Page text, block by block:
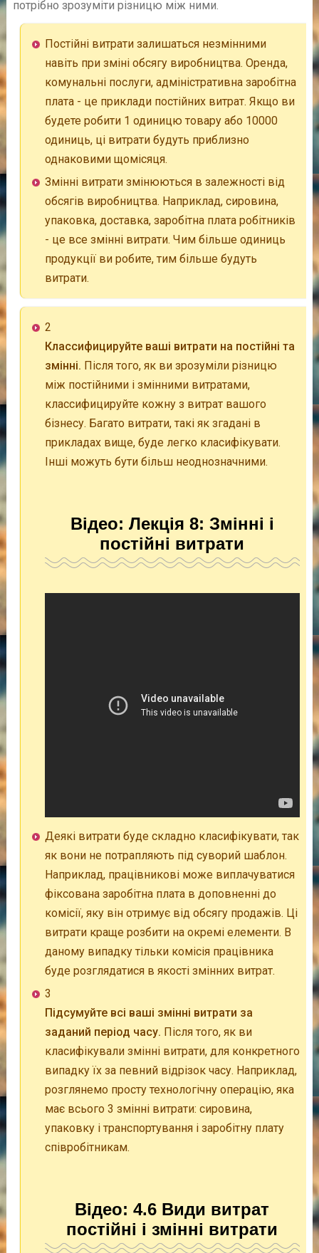
потрібно зрозуміти різницю між ними.
Постійні витрати залишаться незмінними
навіть при зміні обсягу виробництва. Оренда,
комунальні послуги, адміністративна заробітна
плата - це приклади постійних витрат. Якщо ви
будете робити 1 одиницю товару або 10000
одиниць, ці витрати будуть приблизно
однаковими щомісяця.
Змінні витрати змінюються в залежності від
обсягів виробництва. Наприклад, сировина,
упаковка, доставка, заробітна плата робітників
- це все змінні витрати. Чим більше одиниць
продукції ви робите, тим більше будуть
витрати.
2
Классифицируйте ваші витрати на постійні та
змінні. Після того, як ви зрозуміли різницю
між постійними і змінними витратами,
классифицируйте кожну з витрат вашого
бізнесу. Багато витрати, такі як згадані в
прикладах вище, буде легко класифікувати.
Інші можуть бути більш неоднозначними.
Відео: Лекція 8: Змінні і
постійні витрати
Деякі витрати буде складно класифікувати, так
як вони не потрапляють під суворий шаблон.
Наприклад, працівникові може виплачуватися
фіксована заробітна плата в доповненні до
комісії, яку він отримує від обсягу продажів. Ці
витрати краще розбити на окремі елементи. В
даному випадку тільки комісія працівника
буде розглядатися в якості змінних витрат.
3
Підсумуйте всі ваші змінні витрати за
заданий період часу. Після того, як ви
класифікували змінні витрати, для конкретного
випадку їх за певний відрізок часу. Наприклад,
розглянемо просту технологічну операцію, яка
має всього 3 змінні витрати: сировина,
упаковку і транспортування і заробітну плату
співробітникам.
Відео: 4.6 Види витрат
постійні і змінні витрати